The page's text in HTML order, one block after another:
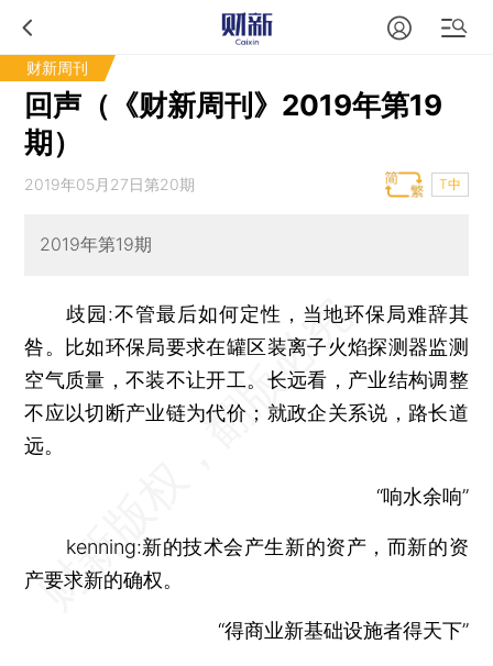
财新周刊
回声（《财新周刊》2019年第19
期）
2019年05月27日第20期 T中
2019年第19期
歧园:不管最后如何定性，当地环保局难辞其
咎。比如环保局要求在罐区装离子火焰探测器监测
空气质量，不装不让开工。长远看，产业结构调整
不应以切断产业链为代价；就政企关系说，路长道
远。
“响水余响”
kenning:新的技术会产生新的资产，而新的资
产要求新的确权。
“得商业新基础设施者得天下”